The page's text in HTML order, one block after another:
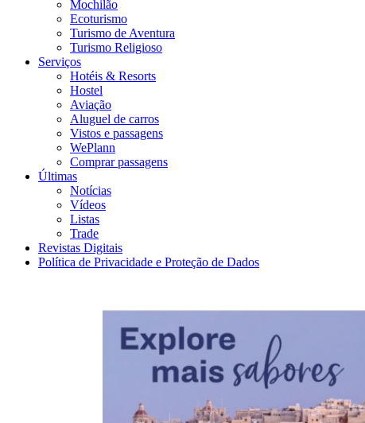
Mochilão
Ecoturismo
Turismo de Aventura
Turismo Religioso
Serviços
Hotéis & Resorts
Hostel
Aviação
Aluguel de carros
Vistos e passagens
WePlann
Comprar passagens
Últimas
Notícias
Vídeos
Listas
Trade
Revistas Digitais
Política de Privacidade e Proteção de Dados